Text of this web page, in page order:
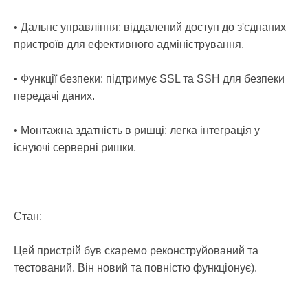
• Дальнє управління: віддалений доступ до з'єднаних
пристроїв для ефективного адміністрування.
• Функції безпеки: підтримує SSL та SSH для безпеки
передачі даних.
• Монтажна здатність в ришці: легка інтеграція у
існуючі серверні ришки.
Стан:
Цей пристрій був скаремо реконструйований та
тестований. Він новий та повністю функціонує).